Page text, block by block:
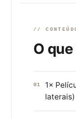
//
O
01
1×
laterais)